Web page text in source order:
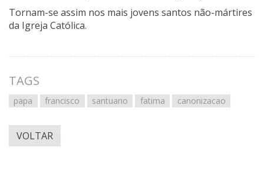
Tornam-se assim nos mais jovens santos não-mártires
da Igreja Católica.
TAGS
papa francisco santuario fatima canonizacao
VOLTAR